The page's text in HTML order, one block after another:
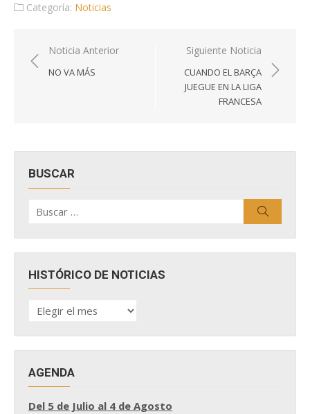
Categoría: Noticias
Navegación
de
Noticia Anterior
NO VA MÁS
Siguiente Noticia
CUANDO EL BARÇA
JUEGUE EN LA LIGA
FRANCESA
BUSCAR
por:
HISTÓRICO DE NOTICIAS
HISTÓRICO
DE
AGENDA
Del 5 de Julio al 4 de Agosto